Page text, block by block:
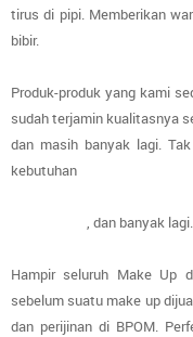
tirus di pipi. Memberikan
bibir.
Produk-produk yang kami
sudah terjamin kualitasnya
dan masih banyak lagi.
kebutuhan
, dan banyak lagi.
Hampir seluruh Make Up
sebelum suatu make up
dan perijinan di BPOM.